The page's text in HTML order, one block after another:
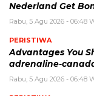
Nederland Get
Rabu, 5 Agu 2026 - 06:48
PERISTIWA
Advantages You
adrenaline-
Rabu, 5 Agu 2026 - 06:48